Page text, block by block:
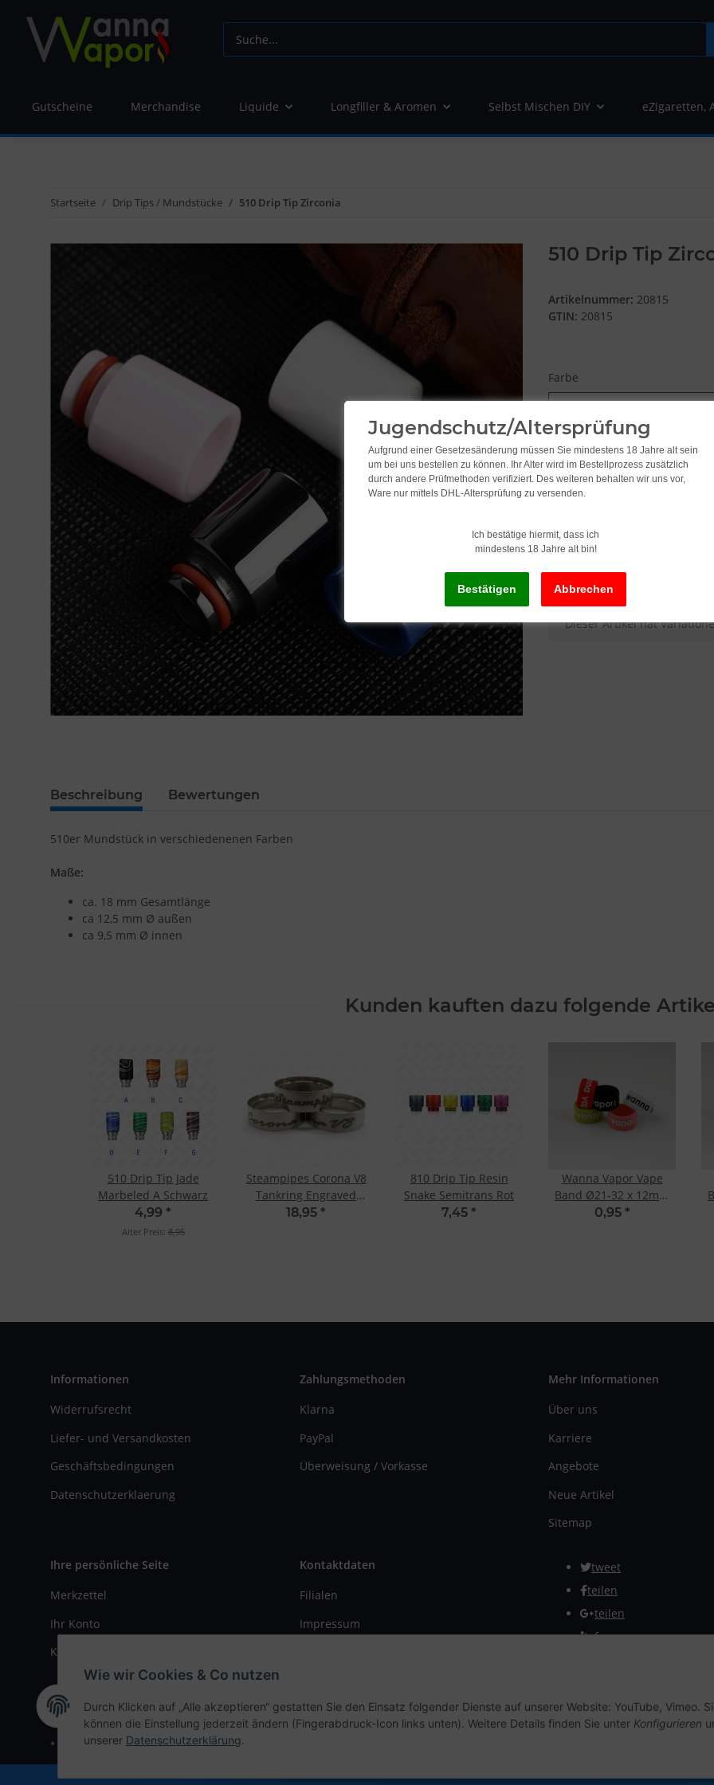
Gutscheine Merchandise Liquide Longfiller & Aromen Selbst Mischen DIY eZigaretten,
Startseite Drip Tips / Mundstücke 510 Drip Tip Zirconia
510 Drip Tip
Artikelnummer: 20815
GTIN: 20815
Farbe
8,95
x
Dieser Artikel hat
Beschreibung Bewertungen
510er Mundstück in verschiedenenen Farben
Maße:
ca. 18 mm Gesamtlänge
ca 12,5 mm Ø außen
ca 9,5 mm Ø innen
Kunden kauften dazu folgende
510 Drip Tip Jade
Marbeled A Schwarz
4,99 *
Alter Preis: 8,95
Steampipes Corona V8
Tankring Engraved
Edition "Corona V8"
18,95 *
810 Drip Tip Resin
Snake Semitrans Rot
7,45 *
Wanna Vapor Vape
Band Ø21-32 x 12mm
Schwarz
0,95 *
Informationen
Widerrufsrecht
Liefer- und Versandkosten
Geschäftsbedingungen
Datenschutzerklaerung
Zahlungsmethoden
Klarna
PayPal
Überweisung / Vorkasse
Mehr Informationen
Über uns
Karriere
Angebote
Neue Artikel
Sitemap
Ihre persönliche Seite
Merkzettel
Ihr Konto
Kasse
Kontaktdaten
Filialen
Impressum
tweet
teilen
teilen
Info
Vertrag widerrufen
* Alle Preise inkl. gesetzlicher USt., zzgl.Versand
Jugendschutz/Altersprüfung
Aufgrund einer Gesetzesänderung müssen Sie mindestens 18 Jahre alt sein
um bei uns bestellen zu können. Ihr Alter wird im Bestellprozess zusätzlich
durch andere Prüfmethoden verifiziert. Des weiteren behalten wir uns vor,
Ware nur mittels DHL-Altersprüfung zu versenden.
Ich bestätige hiermit, dass ich
mindestens 18 Jahre alt bin!
Wie wir Cookies & Co nutzen
Durch Klicken auf „Alle akzeptieren“ gestatten Sie den Einsatz folgender Dienste auf unserer Website: YouTube, Vimeo.
können die Einstellung jederzeit ändern (Fingerabdruck-Icon links unten). Weitere Details finden Sie unter Konfigurieren
unserer Datenschutzerklärung.